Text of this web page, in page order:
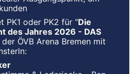
PK1 oder PK2 für “Die
des Jahres 2026 - DAS
der ÖVB Arena Bremen mit